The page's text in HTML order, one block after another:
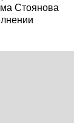
Стоянова